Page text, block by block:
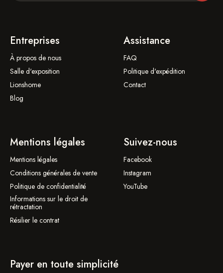
Entreprises
À propos de nous
Salle d'exposition
Lionshome
Blog
Assistance
FAQ
Politique d'expédition
Contact
Mentions légales
Mentions légales
Conditions générales de vente
Politique de confidentialité
Informations sur le droit de
rétractation
Résilier le contrat
Suivez-nous
Facebook
Instagram
YouTube
Payer en toute simplicité